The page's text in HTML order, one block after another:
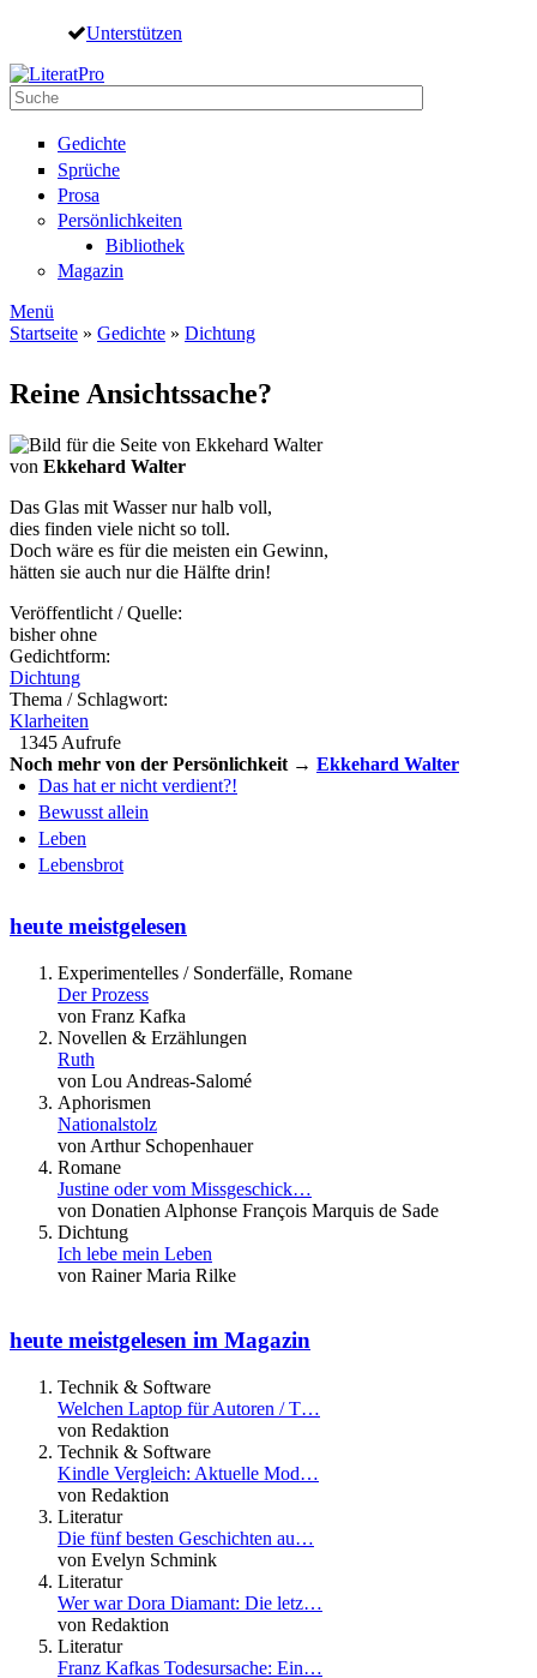
Direkt zum Inhalt
Unterstützen
Suche
Gedichte
Sprüche
Prosa
Persönlichkeiten
Bibliothek
Magazin
Menü
Startseite » Gedichte » Dichtung
Reine Ansichtssache?
von Ekkehard Walter
Das Glas mit Wasser nur halb voll,
dies finden viele nicht so toll.
Doch wäre es für die meisten ein Gewinn,
hätten sie auch nur die Hälfte drin!
Veröffentlicht / Quelle:
bisher ohne
Gedichtform:
Dichtung
Thema / Schlagwort:
Klarheiten
1345 Aufrufe
Noch mehr von der Persönlichkeit → Ekkehard Walter
Das hat er nicht verdient?!
Bewusst allein
Leben
Lebensbrot
heute meistgelesen
Experimentelles / Sonderfälle, Romane
Der Prozess
von Franz Kafka
Novellen & Erzählungen
Ruth
von Lou Andreas-Salomé
Aphorismen
Nationalstolz
von Arthur Schopenhauer
Romane
Justine oder vom Missgeschick…
von Donatien Alphonse François Marquis de Sade
Dichtung
Ich lebe mein Leben
von Rainer Maria Rilke
heute meistgelesen im Magazin
Technik & Software
Welchen Laptop für Autoren / T…
von Redaktion
Technik & Software
Kindle Vergleich: Aktuelle Mod…
von Redaktion
Literatur
Die fünf besten Geschichten au…
von Evelyn Schmink
Literatur
Wer war Dora Diamant: Die letz…
von Redaktion
Literatur
Franz Kafkas Todesursache: Ein…